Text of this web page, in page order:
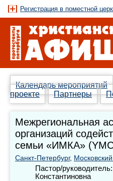
Регистрация в поместной
Календарь мероприятий
проекте
Партнеры
Межрегиональная
организаций
семьи «ИМКА»
Санкт-Петербург,
Пастор/
Константиновна